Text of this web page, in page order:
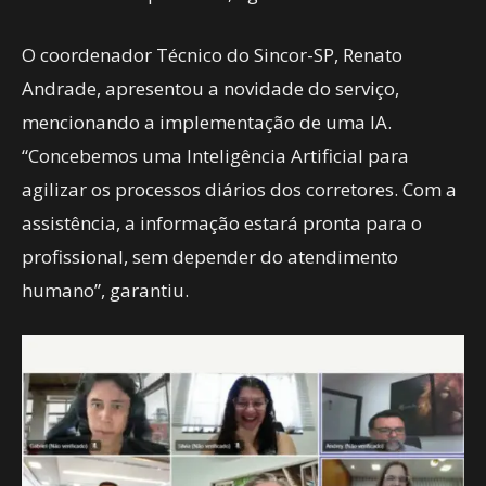
O coordenador Técnico do Sincor-SP, Renato
Andrade, apresentou a novidade do serviço,
mencionando a implementação de uma IA.
“Concebemos uma Inteligência Artificial para
agilizar os processos diários dos corretores. Com a
assistência, a informação estará pronta para o
profissional, sem depender do atendimento
humano”, garantiu.